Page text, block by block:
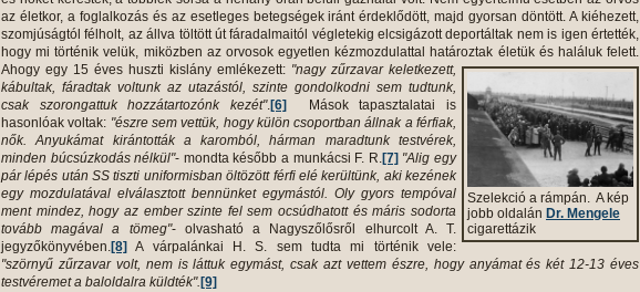
az életkor, a foglalkozás és az esetleges betegségek iránt érdeklődött, majd gyorsan döntött. A kiéhezett,
szomjúságtól félholt, az állva töltött út fáradalmaitól végletekig elcsigázott deportáltak nem is igen értették,
hogy mi történik velük, miközben az orvosok egyetlen kézmozdulattal határoztak életük és haláluk felett.
Szelekció a rámpán. A kép
jobb oldalán Dr. Mengele
cigarettázik
Ahogy egy 15 éves huszti kislány emlékezett: "nagy zűrzavar keletkezett,
kábultak, fáradtak voltunk az utazástól, szinte gondolkodni sem tudtunk,
csak szorongattuk hozzátartozónk kezét".[6]
Mások tapasztalatai is
hasonlóak voltak: "észre sem vettük, hogy külön csoportban állnak a férfiak,
nők. Anyukámat kirántották a karomból, hárman maradtunk testvérek,
minden búcsúzkodás nélkül"- mondta később a munkácsi F. R.[7] "Alig egy
pár lépés után SS tiszti uniformisban öltözött férfi elé kerültünk, aki kezének
egy mozdulatával elválasztott bennünket egymástól. Oly gyors tempóval
ment mindez, hogy az ember szinte fel sem ocsúdhatott és máris sodorta
tovább magával a tömeg"- olvasható a Nagyszőlősről elhurcolt A. T.
jegyzőkönyvében.[8]
A várpalánkai H. S. sem tudta mi történik vele:
"szörnyű zűrzavar volt, nem is láttuk egymást, csak azt vettem észre, hogy anyámat és két 12-13 éves
testvéremet a baloldalra küldték". [9]